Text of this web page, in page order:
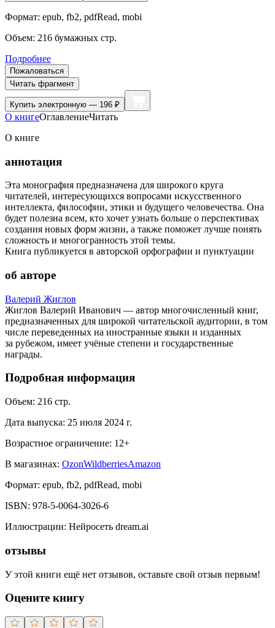
Формат: epub, fb2, pdfRead, mobi
Объем: 216 бумажных стр.
Подробнее
Пожаловаться
Читать фрагмент
Купить электронную — 196 ₽
О книгеОглавлениеЧитать
О книге
аннотация
Эта монография предназначена для широкого круга
читателей, интересующихся вопросами искусственного
интеллекта, философии, этики и будущего человечества. Она
будет полезна всем, кто хочет узнать больше о перспективах
создания новых форм жизни, а также поможет лучше понять
сложность и многогранность этой темы.
Книга публикуется в авторской орфографии и пунктуации
об авторе
Валерий Жиглов
Жиглов Валерий Иванович — автор многочисленный книг,
предназначенных для широкой читательской аудитории, в том
числе переведенных на иностранные языки и изданных
за рубежом, имеет учёные степени и государственные
награды.
Подробная информация
Объем: 216 стр.
Дата выпуска: 25 июля 2024 г.
Возрастное ограничение: 12+
В магазинах: OzonWildberriesAmazon
Формат: epub, fb2, pdfRead, mobi
ISBN: 978-5-0064-3026-6
Иллюстрации: Нейросеть dream.ai
отзывы
У этой книги ещё нет отзывов, оставьте свой отзыв первым!
Оцените книгу